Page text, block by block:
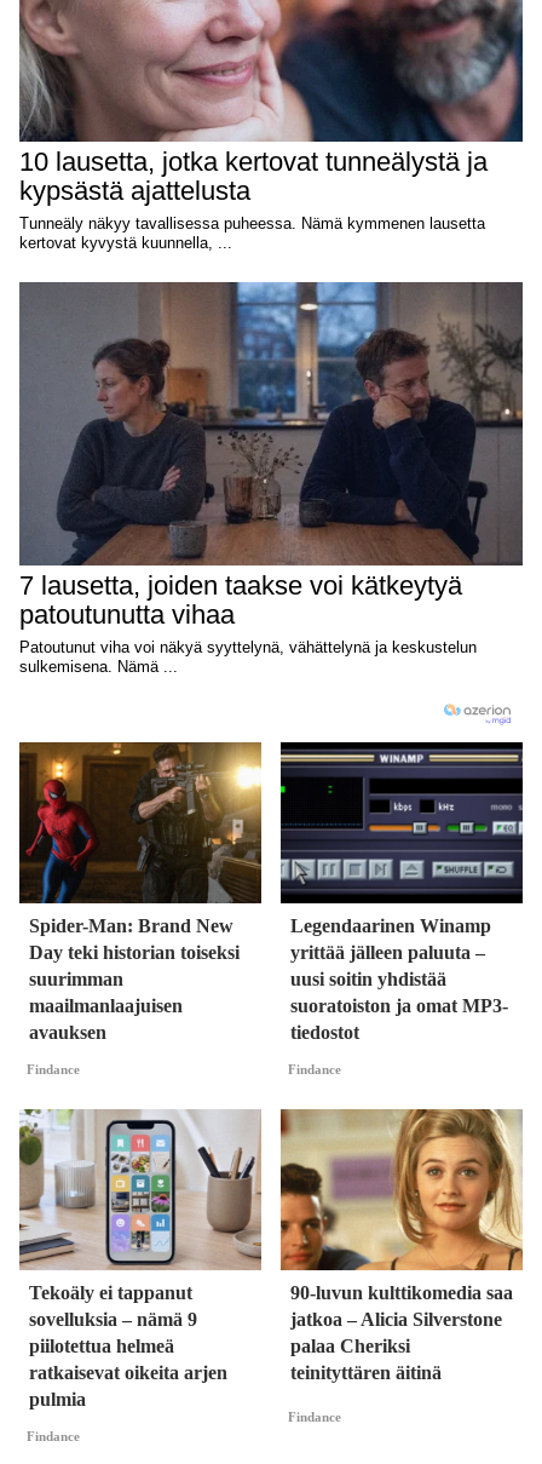
Spider-Man: Brand New
Day teki historian toiseksi
suurimman
maailmanlaajuisen
avauksen
Findance
Legendaarinen Winamp
yrittää jälleen paluuta –
uusi soitin yhdistää
suoratoiston ja omat MP3-
tiedostot
Findance
Tekoäly ei tappanut
sovelluksia – nämä 9
piilotettua helmeä
ratkaisevat oikeita arjen
pulmia
Findance
90-luvun kulttikomedia saa
jatkoa – Alicia Silverstone
palaa Cheriksi
teinityttären äitinä
Findance